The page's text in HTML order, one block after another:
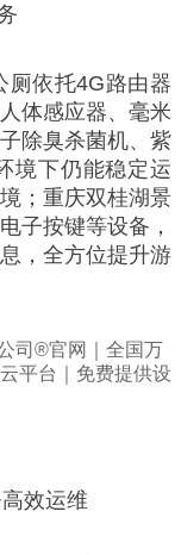
厕依托4G路由器
体感应器、毫米
除臭杀菌机、紫
境下仍能稳定运
；重庆双桂湖景
子按键等设备，
，全方位提升游
效运维